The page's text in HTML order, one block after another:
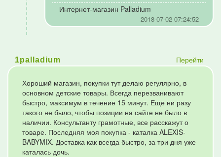
Интернет-магазин Palladium
2018-07-02 07:24:52
1palladium Перейти
Хороший магазин, покупки тут делаю регулярно, в
основном детские товары. Всегда перезванивают
быстро, максимум в течение 15 минут. Еще ни разу
такого не было, чтобы позиции на сайте не было в
наличии. Консультанту грамотные, все расскажут о
товаре. Последняя моя покупка - каталка ALEXIS-
BABYMIX. Доставка как всегда быстро, за три дня уже
каталась дочь.